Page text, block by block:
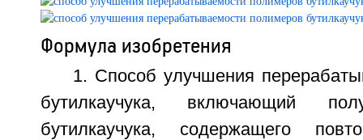
Формула изобретения
1. Способ улучшения
бутилкаучука, включающий
бутилкаучука, содержащего